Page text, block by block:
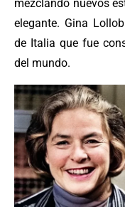
mezclando nuevos
elegante. Gina
de Italia que fue
del mundo.